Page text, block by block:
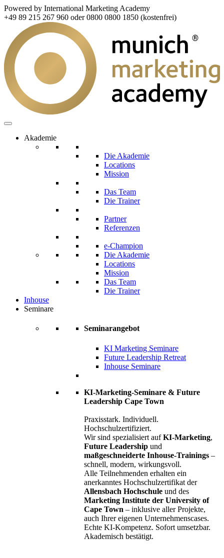
Powered by International Marketing Academy
+49 89 215 267 960 oder 0800 0800 1850 (kostenfrei)
Akademie
Die Akademie
Locations
Mission
Das Team
Die Trainer
Partner
Referenzen
e-Champion
Die Akademie
Locations
Mission
Das Team
Die Trainer
Inhouse
Seminare
Seminarangebot
KI Marketing Seminare
Future Leadership Retreat
Inhouse Seminare
KI-Marketing-Seminare & Future
Leadership Cape Town
Praxisstark. Individuell.
Hochschulzertifiziert.
Wir sind spezialisiert aufKI-Marketing,
Future Leadership und
maßgeschneiderte Inhouse-Trainings –
schnell, modern, wirkungsvoll.
Alle Teilnehmenden erhalten ein
anerkanntes Hochschulzertifikat der
Allensbach Hochschule und des
Marketing Institute der University of
Cape Town – inklusive aller Projekte,
auch Ihrer eigenen Unternehmenscases.
Echte KI-Kompetenz. Sofort umsetzbar.
Akademisch bestätigt.